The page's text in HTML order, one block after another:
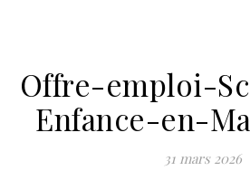
Offre-emploi-
Enfance-en-
31 mars 2026